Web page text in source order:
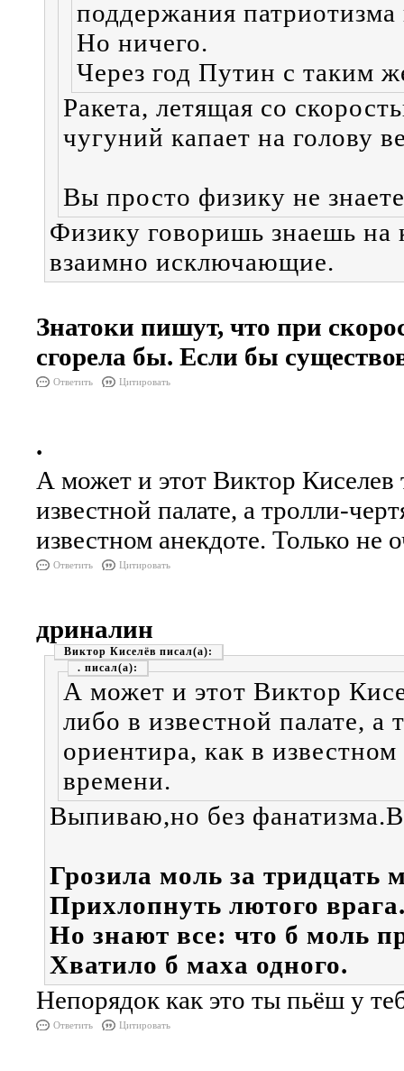
поддержания патриотизма
Но ничего.
Через год Путин с таким
Ракета, летящая со
чугуний капает на голову
Вы просто физику не
Физику говоришь знаешь на
взаимно исключающие.
Знатоки пишут, что при
сгорела бы. Если бы
Ответить Цитировать
.
А может и этот Виктор Киселев
известной палате, а тролли-
известном анекдоте. Только не
Ответить Цитировать
дриналин
Виктор Киселёв
.
А может и этот Виктор
либо в известной палате,
ориентира, как в
времени.
Выпиваю,но без
Грозила моль за тридцать
Прихлопнуть лютого
Но знают все: что б моль
Хватило б маха одного.
Непорядок как это ты пьёш у
Ответить Цитировать